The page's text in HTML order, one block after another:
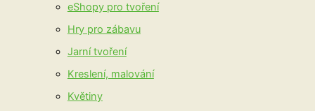
eShopy pro tvoření
Hry pro zábavu
Jarní tvoření
Kreslení, malování
Květiny